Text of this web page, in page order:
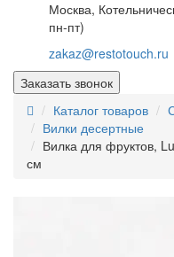
Москва,
пн-пт)
zakaz@restotouch.ru
Заказать звонок
Каталог товаров
Вилки десертные
Вилка для фруктов,
см